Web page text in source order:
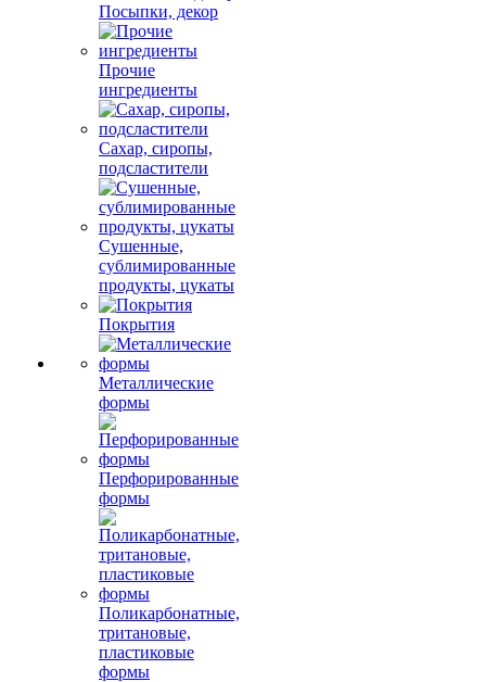
Посыпки, декор
Прочие
ингредиенты
Сахар, сиропы,
подсластители
Сушенные,
сублимированные
продукты, цукаты
Покрытия
Металлические
формы
Перфорированные
формы
Поликарбонатные,
тритановые,
пластиковые
формы